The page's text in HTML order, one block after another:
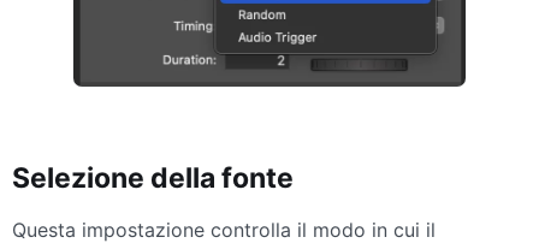
Selezione della fonte
Questa impostazione controlla il modo in cui il